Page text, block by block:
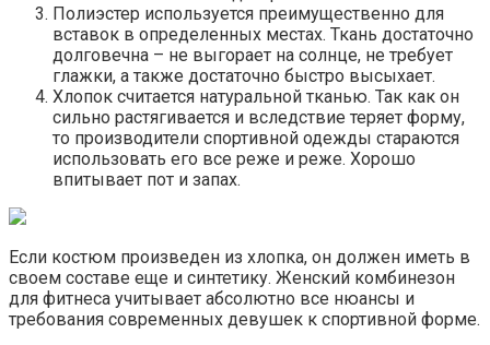
Полиэстер используется преимущественно для
вставок в определенных местах. Ткань достаточно
долговечна – не выгорает на солнце, не требует
глажки, а также достаточно быстро высыхает.
Хлопок считается натуральной тканью. Так как он
сильно растягивается и вследствие теряет форму,
то производители спортивной одежды стараются
использовать его все реже и реже. Хорошо
впитывает пот и запах.
Если костюм произведен из хлопка, он должен иметь в
своем составе еще и синтетику. Женский комбинезон
для фитнеса учитывает абсолютно все нюансы и
требования современных девушек к спортивной форме.